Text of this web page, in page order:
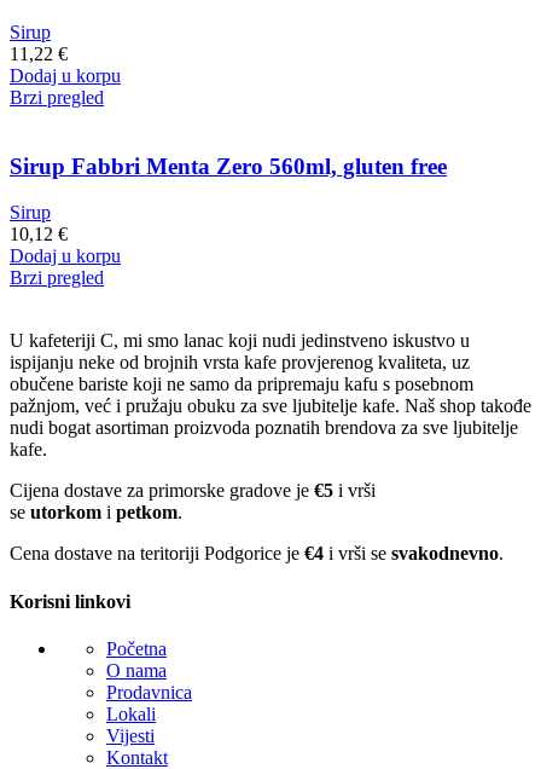
Sirup
11,22 €
Dodaj u korpu
Brzi pregled
Sirup Fabbri Menta Zero 560ml, gluten free
Sirup
10,12 €
Dodaj u korpu
Brzi pregled
U kafeteriji C, mi smo lanac koji nudi jedinstveno iskustvo u
ispijanju neke od brojnih vrsta kafe provjerenog kvaliteta, uz
obučene bariste koji ne samo da pripremaju kafu s posebnom
pažnjom, već i pružaju obuku za sve ljubitelje kafe. Naš shop takođe
nudi bogat asortiman proizvoda poznatih brendova za sve ljubitelje
kafe.
Cijena dostave za primorske gradove je €5 i vrši
se utorkom i petkom.
Cena dostave na teritoriji Podgorice je €4 i vrši se svakodnevno.
Korisni linkovi
Početna
O nama
Prodavnica
Lokali
Vijesti
Kontakt